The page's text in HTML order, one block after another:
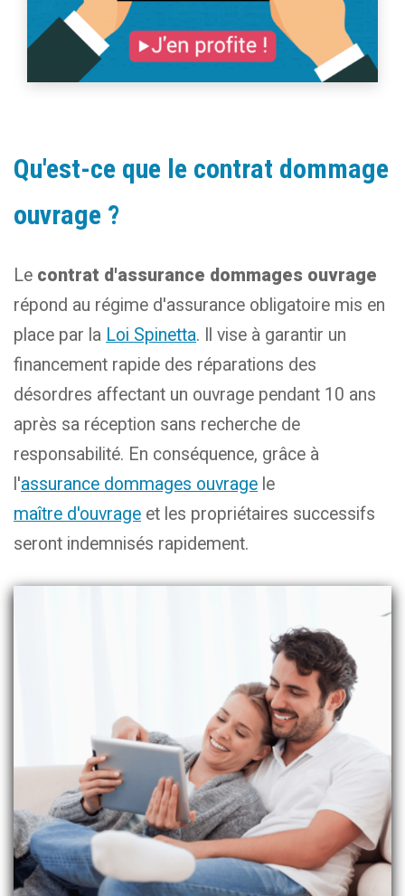
Qu'est-ce que le contrat dommage
ouvrage ?
Le contrat d'assurance dommages ouvrage
répond au régime d'assurance obligatoire mis en
place par la Loi Spinetta. Il vise à garantir un
financement rapide des réparations des
désordres affectant un ouvrage pendant 10 ans
après sa réception sans recherche de
responsabilité. En conséquence, grâce à
l'assurance dommages ouvrage le
maître d'ouvrage et les propriétaires successifs
seront indemnisés rapidement.